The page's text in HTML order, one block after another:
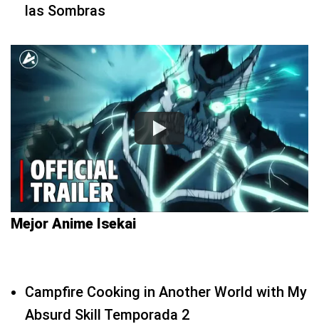
las Sombras
Mejor Anime Isekai
Campfire Cooking in Another World with My
Absurd Skill Temporada 2